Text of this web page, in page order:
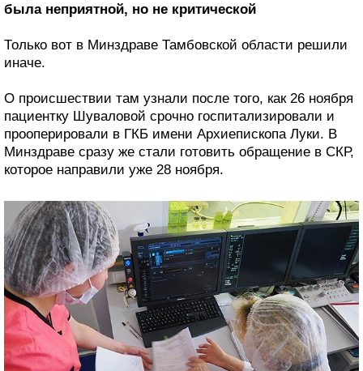
была неприятной, но не критической
Только вот в Минздраве Тамбовской области решили
иначе.
О происшествии там узнали после того, как 26 ноября
пациентку Шуваловой срочно госпитализировали и
прооперировали в ГКБ имени Архиепископа Луки. В
Минздраве сразу же стали готовить обращение в СКР,
которое направили уже 28 ноября.